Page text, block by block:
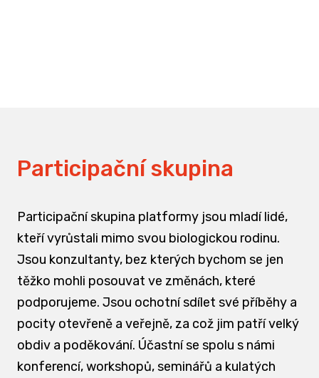
Participační skupina
Participační skupina platformy jsou mladí lidé,
kteří vyrůstali mimo svou biologickou rodinu.
Jsou konzultanty, bez kterých bychom se jen
těžko mohli posouvat ve změnách, které
podporujeme. Jsou ochotní sdílet své příběhy a
pocity otevřeně a veřejně, za což jim patří velký
obdiv a poděkování. Účastní se spolu s námi
konferencí, workshopů, seminářů a kulatých